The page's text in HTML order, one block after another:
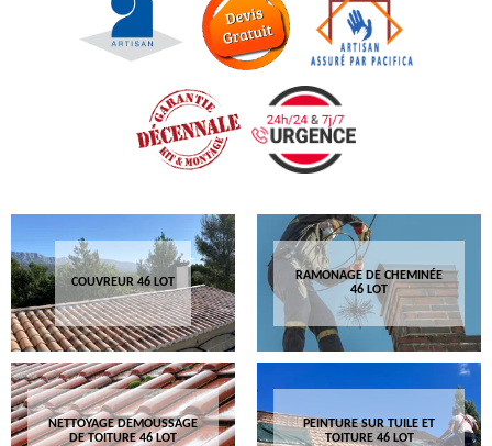
COUVREUR 46 LOT
RAMONAGE DE CHEMINÉE
46 LOT
NETTOYAGE DEMOUSSAGE
DE TOITURE 46 LOT
PEINTURE SUR TUILE ET
TOITURE 46 LOT